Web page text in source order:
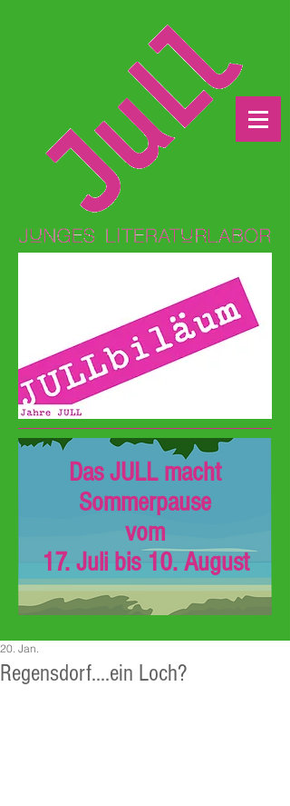
Das JULL macht
Sommerpause
vom
17. Juli bis 10. August
Regensdorf....ein Loch?
20. Jan.